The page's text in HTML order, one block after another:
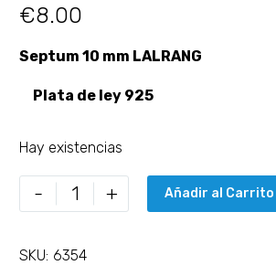
€8.00
Septum 10 mm LALRANG
Plata de ley 925
Hay existencias
- + Añadir al Carrito
SKU: 6354